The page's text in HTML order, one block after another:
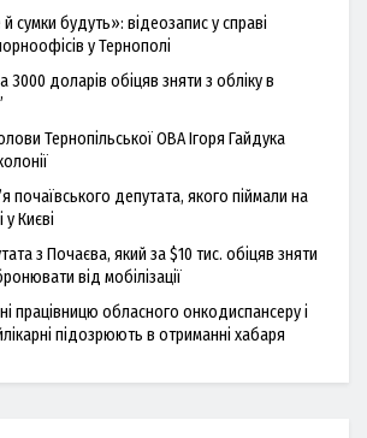
сумки будуть»: відеозапис у справі
у Тернополі
3000 доларів обіцяв зняти з обліку в
Тернопільської ОВА Ігоря Гайдука
почаївського депутата, якого піймали на
Києві
з Почаєва, який за $10 тис. обіцяв зняти
від мобілізації
працівницю обласного онкодиспансеру і
підозрюють в отриманні хабаря